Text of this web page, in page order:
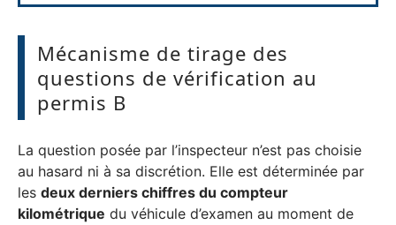
Mécanisme de tirage des
questions de vérification au
permis B
La question posée par l’inspecteur n’est pas choisie
au hasard ni à sa discrétion. Elle est déterminée par
les deux derniers chiffres du compteur
kilométrique du véhicule d’examen au moment de